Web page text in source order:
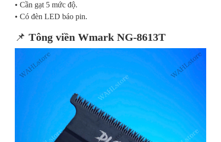
• Cần gạt 5 mức độ.
• Có đèn LED báo pin.
📌 Tông viền Wmark NG-8613T